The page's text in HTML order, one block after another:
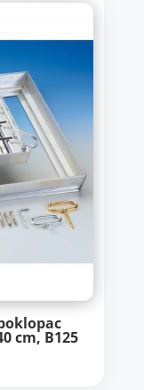
cm, B125